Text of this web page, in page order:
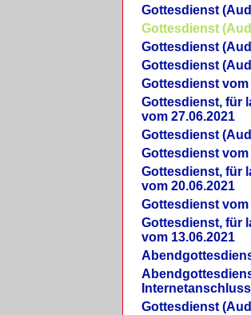
Gottesdienst
Gottesdienst
Gottesdienst
Gottesdienst
Gottesdienst vom
Gottesdienst, für
vom 27.06.2021
Gottesdienst
Gottesdienst vom
Gottesdienst, für
vom 20.06.2021
Gottesdienst vom
Gottesdienst, für
vom 13.06.2021
Gottesdienst